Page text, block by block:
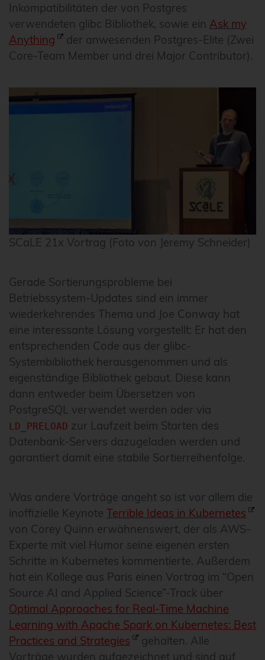
Inkompatibilitäten der von Postgres
verwendeten glibc Bibliothek, sowie ein Ask my
Anything
der anwesenden Postgres-Elite (Zwei
Core-Team Member und drei Major Contributor).
SCaLE 21x Vortrag (Foto von Jeremy Schneider)
Gerade Sortierungsprobleme bei
Betriebssystem-Updates sind ein immer
wiederkehrendes Thema und Joe Conway hat
eine interessante Lösung vorgestellt: Er hat den
entsprechenden Code aus der glibc-
Systembibliothek herausgenommen und als
eigenständige Bibliothek gebaut. Diese kann
dann entweder beim Übersetzen von
PostgreSQL verwendet werden oder via
LD_PRELOAD zur Laufzeit beim Starten des
Datenbank-Servers dazugeladen werden und
garantiert damit eine stabile Sortierreihenfolge.
Was andere Vorträge angeht so ist vor allem die
inoffizielle Keynote Terrible Ideas in Kubernetes
von Corey Quinn erwähnenswert, der als AWS-
Experte mit viel Humor seine eigenen ersten
Schritte in Kubernetes kommentierte. Außerdem
hat ein Kollege aus Paris einen Vortrag im “Open
Source AI and Applied Science”-Track über
Optimal Approaches for Real-Time Machine
Learning with Apache Spark on Kubernetes: Best
Practices and Strategies
gehalten. Alle
Vorträge wurden aufgezeichnet und sind auf